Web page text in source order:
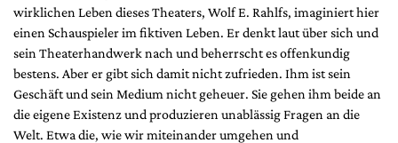
wirklichen Leben dieses Theaters, Wolf E. Rahlfs, imaginiert hier
einen Schauspieler im fiktiven Leben. Er denkt laut über sich und
sein Theaterhandwerk nach und beherrscht es offenkundig
bestens. Aber er gibt sich damit nicht zufrieden. Ihm ist sein
Geschäft und sein Medium nicht geheuer. Sie gehen ihm beide an
die eigene Existenz und produzieren unablässig Fragen an die
Welt. Etwa die, wie wir miteinander umgehen und